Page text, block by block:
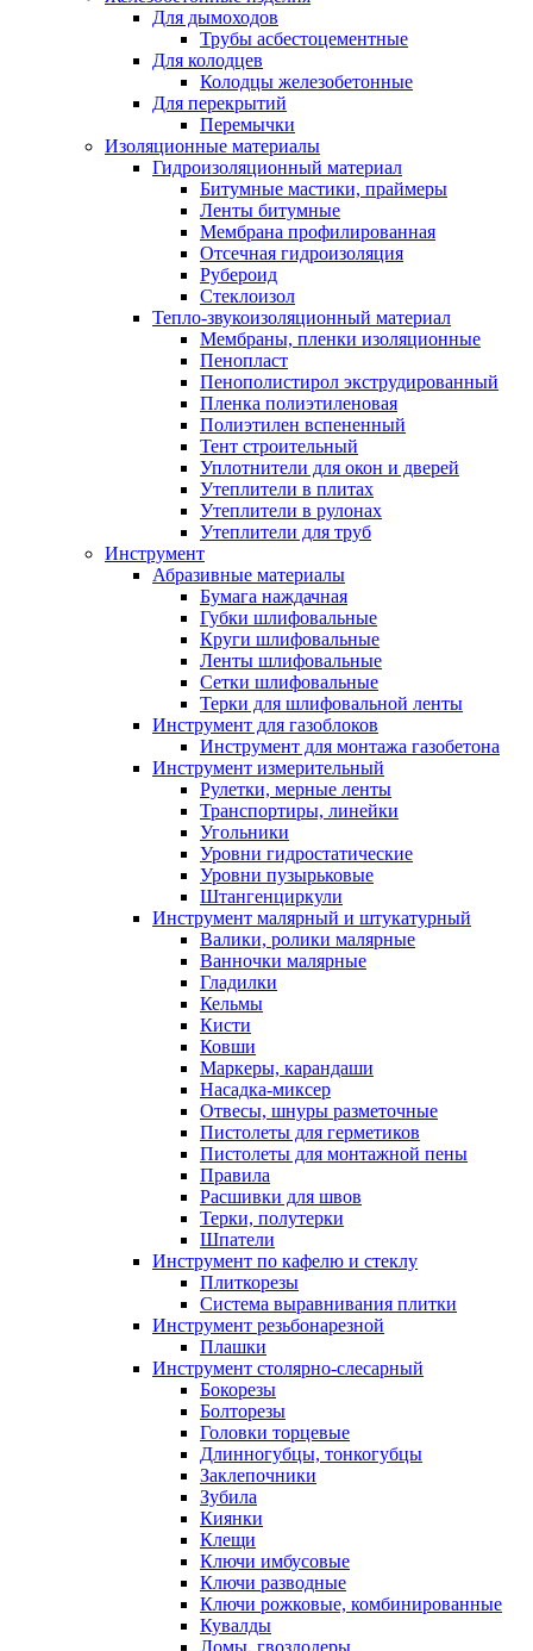
Для дымоходов
Трубы асбестоцементные
Для колодцев
Колодцы железобетонные
Для перекрытий
Перемычки
Изоляционные материалы
Гидроизоляционный материал
Битумные мастики, праймеры
Ленты битумные
Мембрана профилированная
Отсечная гидроизоляция
Рубероид
Стеклоизол
Тепло-звукоизоляционный материал
Мембраны, пленки изоляционные
Пенопласт
Пенополистирол экструдированный
Пленка полиэтиленовая
Полиэтилен вспененный
Тент строительный
Уплотнители для окон и дверей
Утеплители в плитах
Утеплители в рулонах
Утеплители для труб
Инструмент
Абразивные материалы
Бумага наждачная
Губки шлифовальные
Круги шлифовальные
Ленты шлифовальные
Сетки шлифовальные
Терки для шлифовальной ленты
Инструмент для газоблоков
Инструмент для монтажа газобетона
Инструмент измерительный
Рулетки, мерные ленты
Транспортиры, линейки
Угольники
Уровни гидростатические
Уровни пузырьковые
Штангенциркули
Инструмент малярный и штукатурный
Валики, ролики малярные
Ванночки малярные
Гладилки
Кельмы
Кисти
Ковши
Маркеры, карандаши
Насадка-миксер
Отвесы, шнуры разметочные
Пистолеты для герметиков
Пистолеты для монтажной пены
Правила
Расшивки для швов
Терки, полутерки
Шпатели
Инструмент по кафелю и стеклу
Плиткорезы
Система выравнивания плитки
Инструмент резьбонарезной
Плашки
Инструмент столярно-слесарный
Бокорезы
Болторезы
Головки торцевые
Длинногубцы, тонкогубцы
Заклепочники
Зубила
Киянки
Клещи
Ключи имбусовые
Ключи разводные
Ключи рожковые, комбинированные
Кувалды
Ломы, гвоздодеры